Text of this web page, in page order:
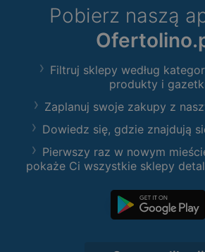
Pobierz naszą
Filtruj sklepy według
produkty i
Zaplanuj swoje zakupy z
Dowiedz się, gdzie znajdują
Pierwszy raz w nowym
pokaże Ci wszystkie sklepy